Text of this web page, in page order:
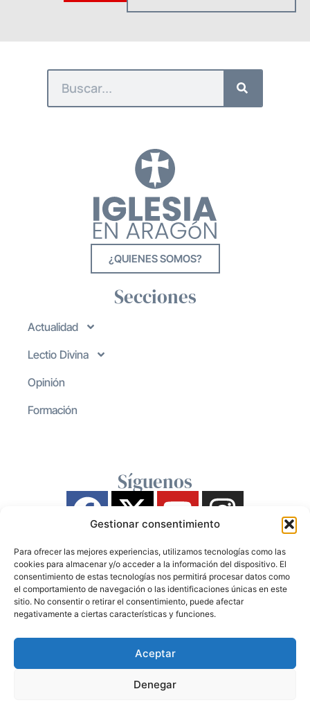
Gestionar consentimiento
Para ofrecer las mejores experiencias, utilizamos tecnologías como las
cookies para almacenar y/o acceder a la información del dispositivo. El
consentimiento de estas tecnologías nos permitirá procesar datos como
el comportamiento de navegación o las identificaciones únicas en este
sitio. No consentir o retirar el consentimiento, puede afectar
negativamente a ciertas características y funciones.
Aceptar
Denegar
¿QUIENES SOMOS?
Secciones
Actualidad
Lectio Divina
Opinión
Formación
Síguenos